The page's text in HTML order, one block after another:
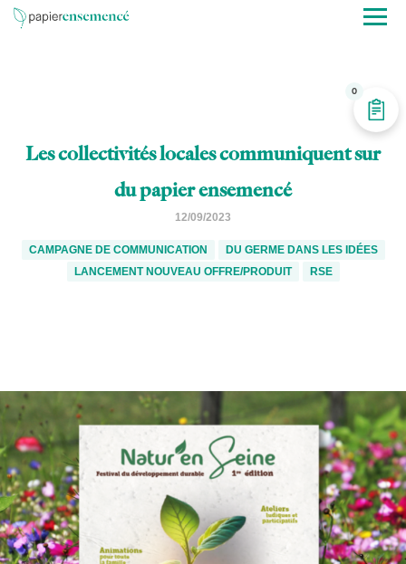
Les collectivités locales communiquent sur
du papier ensemencé
12/09/2023
CAMPAGNE DE COMMUNICATION
DU GERME DANS LES IDÉES
LANCEMENT NOUVEAU OFFRE/PRODUIT
RSE
0